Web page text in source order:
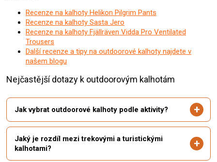
Recenze na kalhoty Helikon Pilgrim Pants
Recenze na kalhoty Sasta Jero
Recenze na kalhoty Fjällräven Vidda Pro Ventilated
Trousers
Další recenze a tipy na outdoorové kalhoty najdete v
našem blogu
Nejčastější dotazy k outdoorovým kalhotám
Jak vybrat outdoorové kalhoty podle aktivity?
Jaký je rozdíl mezi trekovými a turistickými
kalhotami?